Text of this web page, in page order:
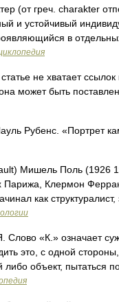
(от греч. charakter
и устойчивый
в
не хватает
может быть
Рубенс. «Портрет
Поль (1926
Парижа, Клермон
как структуралист,
«К.» означает
это, с одной
либо объект, пытаться